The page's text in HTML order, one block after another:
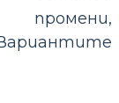
промени,